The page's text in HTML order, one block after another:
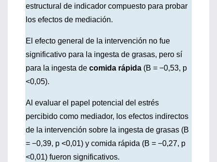
estructural de indicador compuesto para probar
los efectos de mediación.
El efecto general de la intervención no fue
significativo para la ingesta de grasas, pero sí
para la ingesta de comida rápida (B = −0,53, p
<0,05).
Al evaluar el papel potencial del estrés
percibido como mediador, los efectos indirectos
de la intervención sobre la ingesta de grasas (B
= −0,39, p <0,01) y comida rápida (B = −0,27, p
<0,01) fueron significativos.